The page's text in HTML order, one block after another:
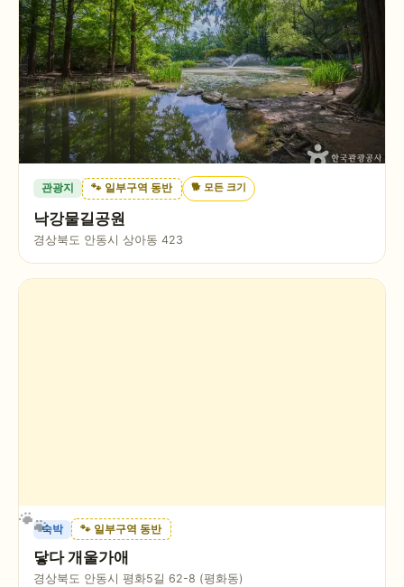
관광지 🐾 일부구역 동반 🐕 모든 크기
낙강물길공원
경상북도 안동시 상아동 423
숙박 🐾 일부구역 동반
닿다 개울가애
경상북도 안동시 평화5길 62-8 (평화동)